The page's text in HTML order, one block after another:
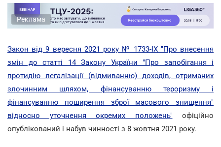
Реклама
Закон від 9 вересня 2021 року № 1733-IX "Про внесення
змін до статті 14 Закону України "Про запобігання і
протидію легалізації (відмиванню) доходів, отриманих
злочинним шляхом, фінансуванню тероризму і
фінансуванню поширення зброї масового знищення"
відносно уточнення окремих положень" офіційно
опублікований і набув чинності з 8 жовтня 2021 року.